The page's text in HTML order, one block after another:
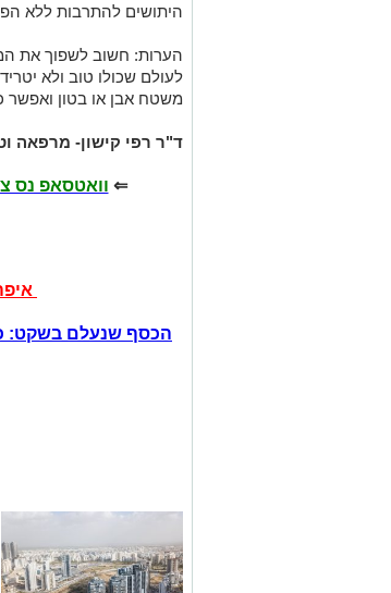
היתושים להתרבות ללא
הערות: חשוב לשפוך את
לעולם שכולו טוב ולא
משטח אבן או בטון ואפשר
ד"ר רפי קישון- מרפאה
⇐ וואטסאפ נס
הכסף שנעלם בשקט: